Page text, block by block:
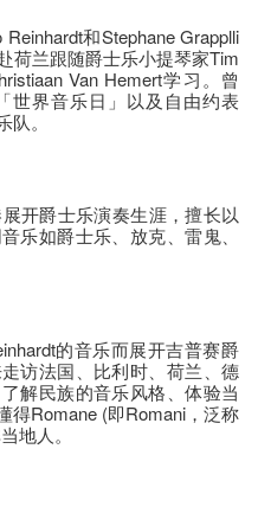
和Stephane Grapplli
荷兰跟随爵士乐小提琴家Tim
Van Hemert学习。曾
世界音乐日」以及自由约表
。
开爵士乐演奏生涯，擅长以
乐如爵士乐、放克、雷鬼、
的音乐而展开吉普赛爵
访法国、比利时、荷兰、德
解民族的音乐风格、体验当
得Romane (即Romani，泛称
地人。